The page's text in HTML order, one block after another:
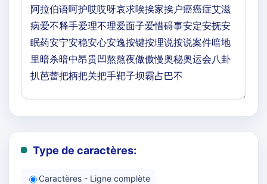
Type de caractères:
Caractères - Ligne complète